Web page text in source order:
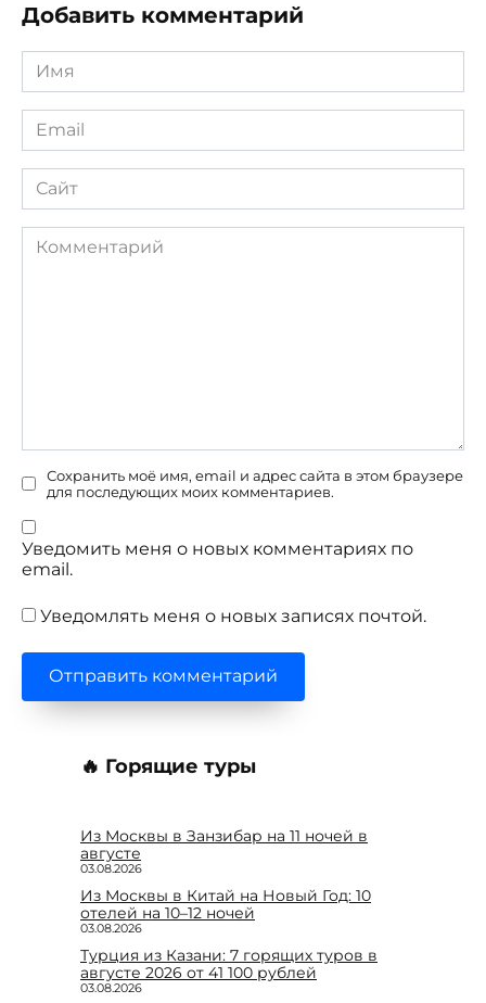
Добавить комментарий
Имя
Email
Сайт
Комментарий
Сохранить моё имя, email и адрес сайта в этом браузере
для последующих моих комментариев.
Уведомить меня о новых комментариях по
email.
Уведомлять меня о новых записях почтой.
🔥 Горящие туры
Из Москвы в Занзибар на 11 ночей в
августе
03.08.2026
Из Москвы в Китай на Новый Год: 10
отелей на 10–12 ночей
03.08.2026
Турция из Казани: 7 горящих туров в
августе 2026 от 41 100 рублей
03.08.2026